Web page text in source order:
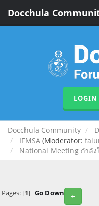
Docchula
LOGIN
Docchula Community
IFMSA (Moderator:
National Meeting กำลัง
+
Pages: [1] Go Down